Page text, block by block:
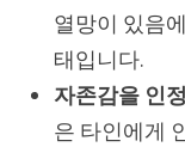
열망이 있음
태입니다.
자존감을 인
은 타인에게